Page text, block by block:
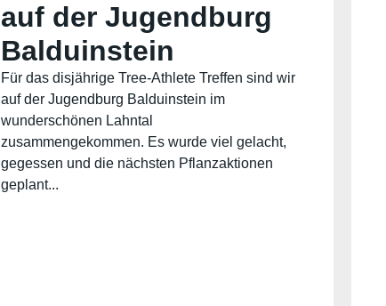
auf der Jugendburg
Balduinstein
Für das disjährige Tree-Athlete Treffen sind wir
auf der Jugendburg Balduinstein im
wunderschönen Lahntal
zusammengekommen. Es wurde viel gelacht,
gegessen und die nächsten Pflanzaktionen
geplant...